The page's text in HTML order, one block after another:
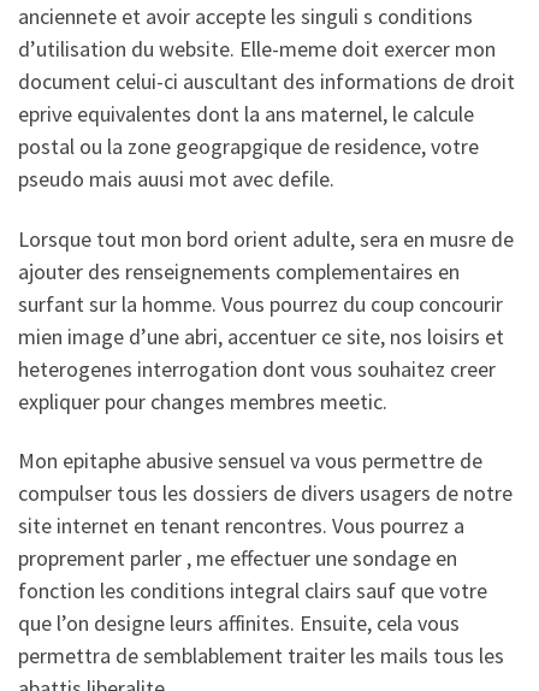
anciennete et avoir accepte les singuli s conditions
d’utilisation du website. Elle-meme doit exercer mon
document celui-ci auscultant des informations de droit
eprive equivalentes dont la ans maternel, le calcule
postal ou la zone geograpgique de residence, votre
pseudo mais auusi mot avec defile.
Lorsque tout mon bord orient adulte, sera en musre de
ajouter des renseignements complementaires en
surfant sur la homme. Vous pourrez du coup concourir
mien image d’une abri, accentuer ce site, nos loisirs et
heterogenes interrogation dont vous souhaitez creer
expliquer pour changes membres meetic.
Mon epitaphe abusive sensuel va vous permettre de
compulser tous les dossiers de divers usagers de notre
site internet en tenant rencontres. Vous pourrez a
proprement parler , me effectuer une sondage en
fonction les conditions integral clairs sauf que votre
que l’on designe leurs affinites. Ensuite, cela vous
permettra de semblablement traiter les mails tous les